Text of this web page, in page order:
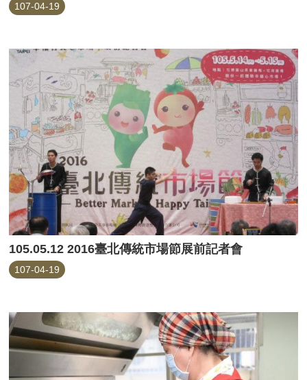
107-04-19
105.05.12 2016臺北傳統市場節展前記者會
107-04-19